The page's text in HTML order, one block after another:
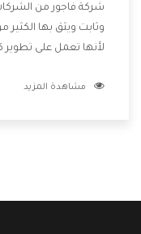
شركة فاجور من
وثابت ويثق بها
لأنها تعمل على تطوير
وتقدم للعملاء أقوى
مشاهدة المزيد